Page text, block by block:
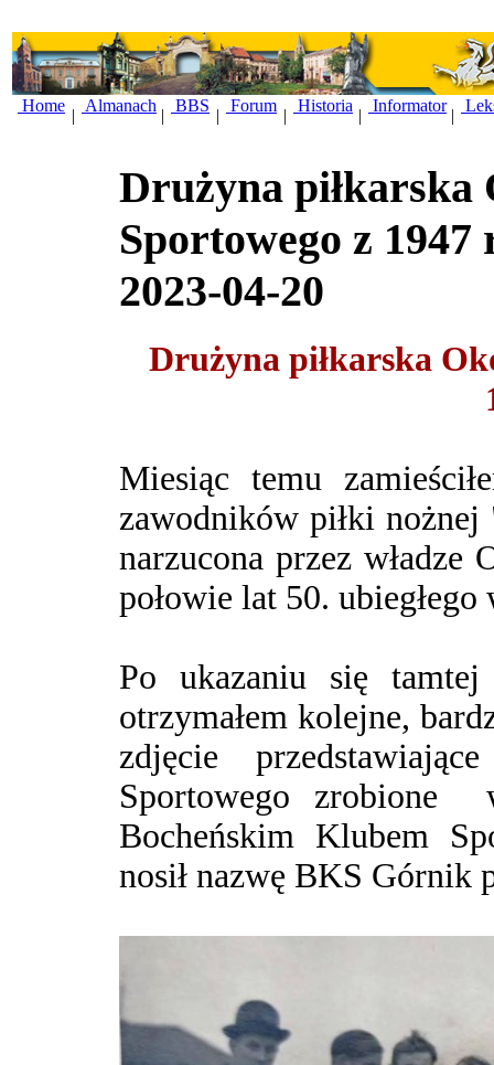
Home
|
Almanach
|
BBS
|
Forum
|
Historia
|
Informator
|
Drużyna piłkarska
Sportowego z 1947
2023-04-20
Drużyna piłkarska
Miesiąc temu
zawodników piłki
narzucona przez
połowie lat 50.
Po ukazaniu się
otrzymałem kolejne,
zdjęcie
Sportowego
Bocheńskim Klubem
nosił nazwę BKS Górnik